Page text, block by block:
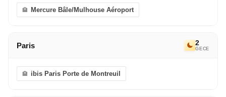
Mercure Bâle/Mulhouse Aéroport
Paris 2
GECE
ibis Paris Porte de Montreuil